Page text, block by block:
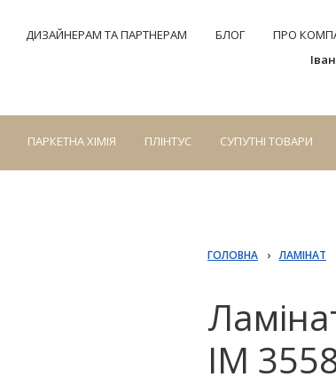
ДИЗАЙНЕРАМ ТА ПАРТНЕРАМ БЛОГ
ПРО
ПАРКЕТНА ХІМІЯ ПЛІНТУС СУПУТНІ ТОВАРИ
ГОЛОВНА › ЛАМІНАТ
IM